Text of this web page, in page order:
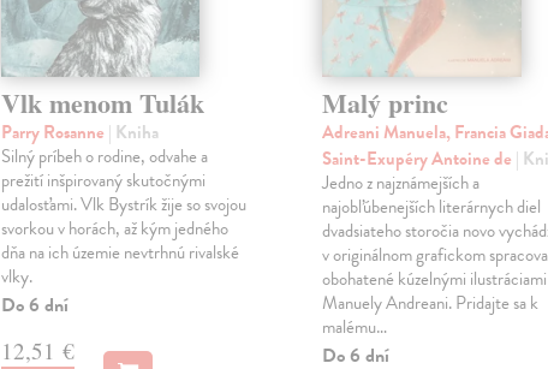
Vlk menom Tulák
Parry Rosanne | Kniha
Silný príbeh o rodine, odvahe a
prežití inšpirovaný skutočnými
udalosťami. Vlk Bystrík žije so svojou
svorkou v horách, až kým jedného
dňa na ich územie nevtrhnú rivalské
vlky.
Do 6 dní
12,51 €
Malý princ
Adreani Manuela, Francia
Saint-Exupéry Antoine de |
Jedno z najznámejších a
najobľúbenejších literárnych diel
dvadsiateho storočia novo
v originálnom grafickom
obohatené kúzelnými ilustráciami
Manuely Andreani. Pridajte sa k
malému…
Do 6 dní